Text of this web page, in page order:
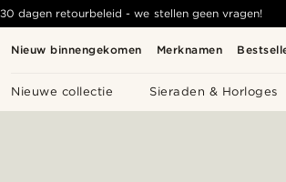
Nieuw binnengekomen Merknamen
Nieuwe collectie Sieraden & Horloges
30 dagen retourbeleid - we stellen geen vragen!